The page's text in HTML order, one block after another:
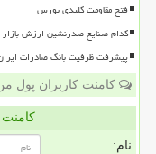
فتح مقاومت کلیدی بورس
کدام صنایع صدرنشین ارزش بازار در
پیشرفت ظرفیت بانک صادرات
کامنت کاربران پول
نام: